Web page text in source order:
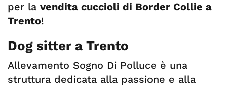
per la vendita cuccioli di Border Collie a
Trento!
Dog sitter a Trento
Allevamento Sogno Di Polluce è una
struttura dedicata alla passione e alla